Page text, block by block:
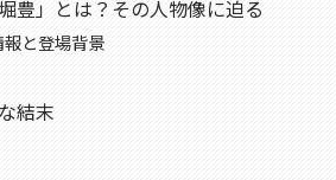
豊」とは？その人物像に迫る
と登場背景
結末